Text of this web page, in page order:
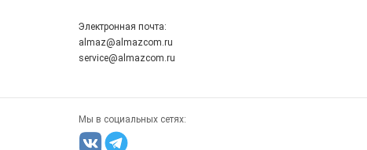
Электронная почта:
almaz@almazcom.ru
service@almazcom.ru
Мы в социальных сетях: